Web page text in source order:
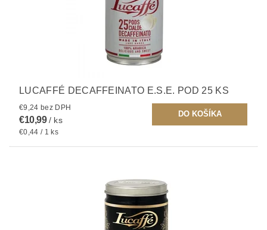
LUCAFFÉ DECAFFEINATO E.S.E. POD 25 KS
€9,24 bez DPH
€10,99/ ks
€0,44 / 1 ks